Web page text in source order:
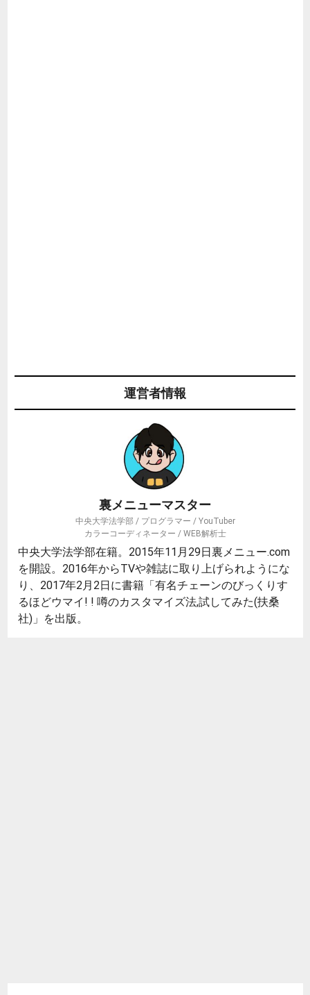
運営者情報
裏メニューマスター
中央大学法学部 / プログラマー / YouTuber
カラーコーディネーター / WEB解析士
中央大学法学部在籍。2015年11月29日裏メニュー.com
を開設。2016年からTVや雑誌に取り上げられようにな
り、2017年2月2日に書籍「有名チェーンのびっくりす
るほどウマイ! ! 噂のカスタマイズ法,試してみた(扶桑
社)」を出版。